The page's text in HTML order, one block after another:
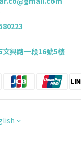
興路一段16號5樓